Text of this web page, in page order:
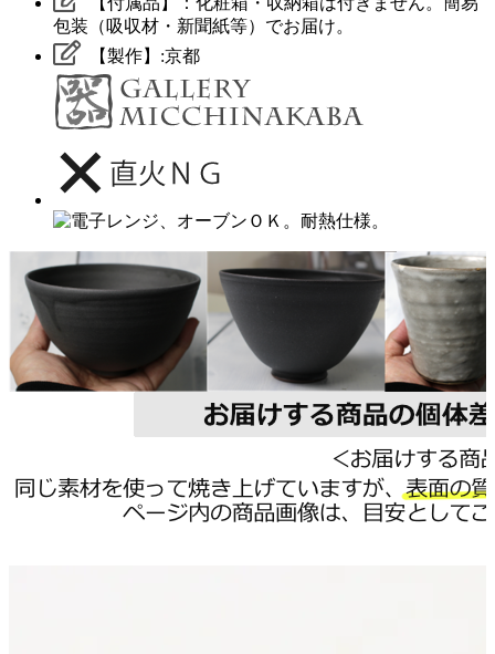
包装（吸収材・新聞紙等）でお届け。
【製作】:京都